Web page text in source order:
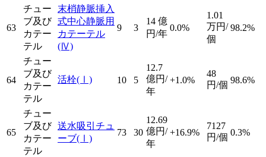
63
チュー
ブ及び
カテー
テル
末梢静脈挿入
式中心静脈用
カテーテル
(Ⅳ)
9 3
14 億
円/年
0.0%
1.01
万円/
個
98.2%
64
チュー
ブ及び
カテー
テル
活栓(Ⅰ) 10 5
12.7
億円/
年
+1.0%
48
円/個 98.6%
65
チュー
ブ及び
カテー
テル
送水吸引チュ
ーブ(Ⅰ)
73 30
12.69
億円/
年
+16.9%
7127
円/個 0.3%